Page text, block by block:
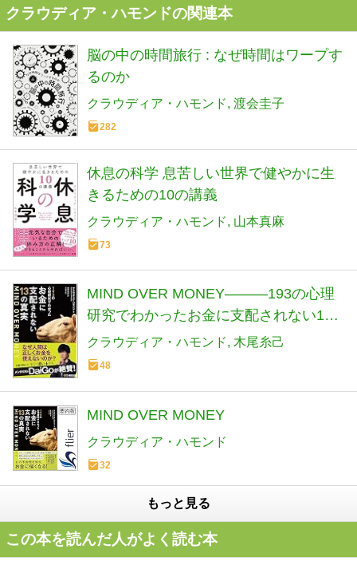
クラウディア・ハモンドの関連本
脳の中の時間旅行 : なぜ時間はワープす
るのか
クラウディア・ハモンド 渡会圭子
282
休息の科学 息苦しい世界で健やかに生
きるための10の講義
クラウディア・ハモンド 山本真麻
73
MIND OVER MONEY―――193の心理
研究でわかったお金に支配されない13
の真実 (お金の教科書)
クラウディア・ハモンド 木尾糸己
48
MIND OVER MONEY
クラウディア・ハモンド
32
もっと見る
この本を読んだ人がよく読む本